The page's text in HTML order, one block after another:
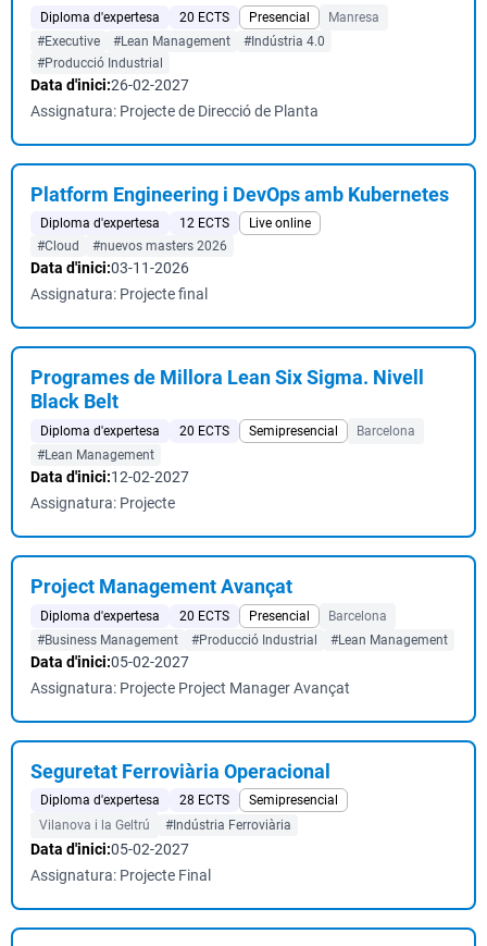
Diploma d'expertesa 20 ECTS Presencial
Manresa
#Executive
#Lean Management
#Indústria 4.0
#Producció Industrial
Data d'inici:26-02-2027
Assignatura: Projecte de Direcció de Planta
Platform Engineering i DevOps amb Kubernetes
Diploma d'expertesa 12 ECTS
Live online
#Cloud
#nuevos masters 2026
Data d'inici:03-11-2026
Assignatura: Projecte final
Programes de Millora Lean Six Sigma. Nivell
Black Belt
Diploma d'expertesa 20 ECTS Semipresencial
Barcelona
#Lean Management
Data d'inici:12-02-2027
Assignatura: Projecte
Project Management Avançat
Diploma d'expertesa 20 ECTS Presencial
Barcelona
#Business Management
#Producció Industrial #Lean Management
Data d'inici:05-02-2027
Assignatura: Projecte Project Manager Avançat
Seguretat Ferroviària Operacional
Diploma d'expertesa 28 ECTS
Semipresencial
Vilanova i la Geltrú
#Indústria Ferroviària
Data d'inici:05-02-2027
Assignatura: Projecte Final